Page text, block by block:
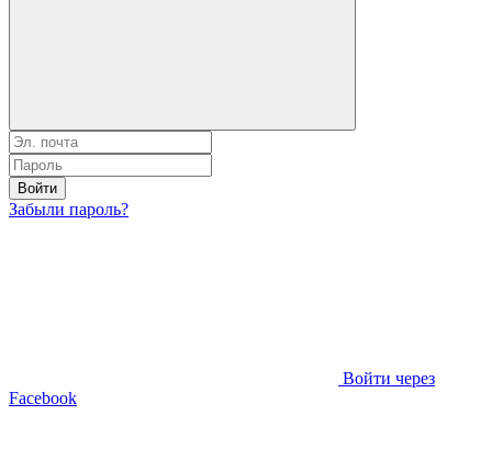
Войти
Забыли пароль?
Войти через
Facebook